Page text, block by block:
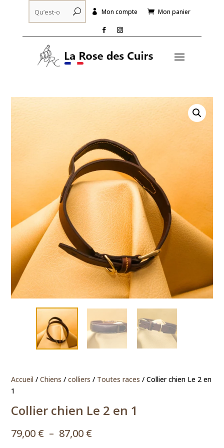
 Mon compte  Mon panier
Accueil /Chiens /colliers / Toutes races / Collier chien Le 2 en
1
Collier chien Le 2 en 1
79,00 € – 87,00 €Plage